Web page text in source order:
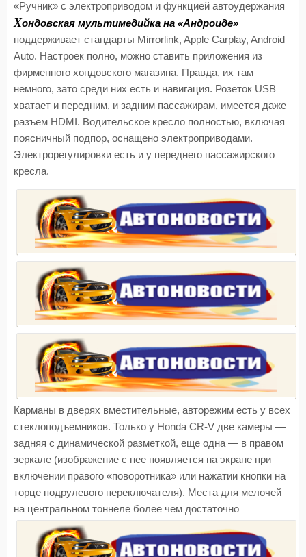
«Ручник» с электроприводом и функцией автоудержания
Хондовская мультимедийка на «Андроиде»
поддерживает стандарты Mirrorlink, Apple Carplay, Android
Auto. Настроек полно, можно ставить приложения из
фирменного хондовского магазина. Правда, их там
немного, зато среди них есть и навигация. Розеток USB
хватает и передним, и задним пассажирам, имеется даже
разъем HDMI. Водительское кресло полностью, включая
поясничный подпор, оснащено электроприводами.
Электрорегулировки есть и у переднего пассажирского
кресла.
Карманы в дверях вместительные, авторежим есть у всех
стеклоподъемников. Только у Honda CR-V две камеры —
задняя с динамической разметкой, еще одна — в правом
зеркале (изображение с нее появляется на экране при
включении правого «поворотника» или нажатии кнопки на
торце подрулевого переключателя). Места для мелочей
на центральном тоннеле более чем достаточно